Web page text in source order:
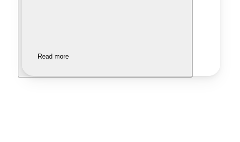
Read more